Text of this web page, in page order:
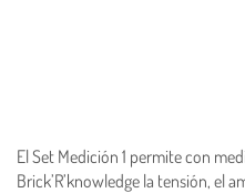
El Set Medición 1 permite con
Brick’R’knowledge la tensión, el